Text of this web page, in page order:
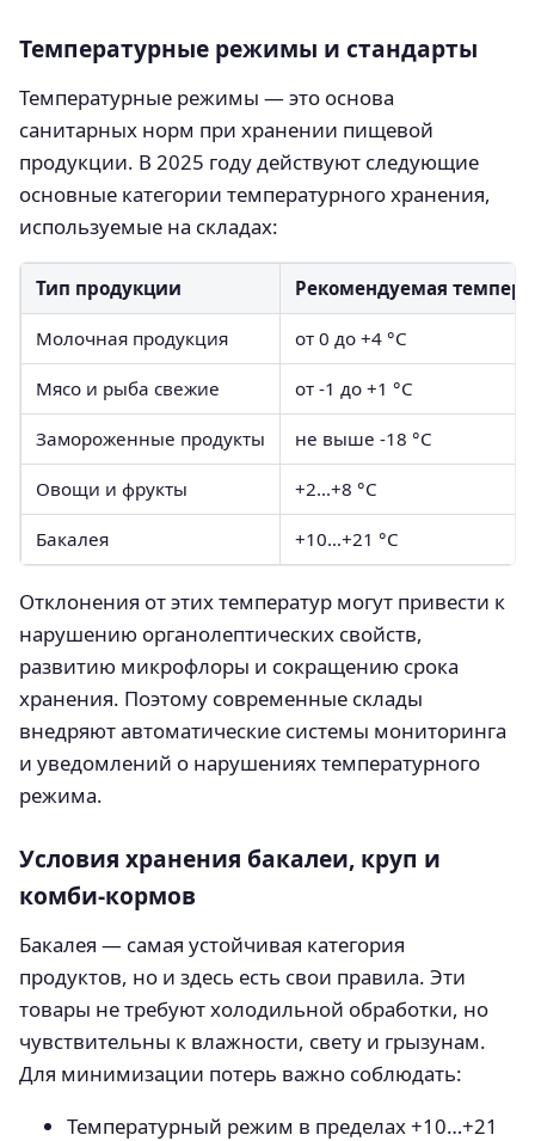
Температурные режимы и стандарты
Температурные режимы — это основа
санитарных норм при хранении пищевой
продукции. В 2025 году действуют следующие
основные категории температурного хранения,
используемые на складах:
Тип продукции Рекомендуемая
Молочная продукция от 0 до +4 °C
Мясо и рыба свежие от -1 до +1 °C
Замороженные продукты не выше -18 °C
Овощи и фрукты +2…+8 °C
Бакалея +10…+21 °C
Отклонения от этих температур могут привести к
нарушению органолептических свойств,
развитию микрофлоры и сокращению срока
хранения. Поэтому современные склады
внедряют автоматические системы мониторинга
и уведомлений о нарушениях температурного
режима.
Условия хранения бакалеи, круп и
комби-кормов
Бакалея — самая устойчивая категория
продуктов, но и здесь есть свои правила. Эти
товары не требуют холодильной обработки, но
чувствительны к влажности, свету и грызунам.
Для минимизации потерь важно соблюдать:
Температурный режим в пределах +10…+21